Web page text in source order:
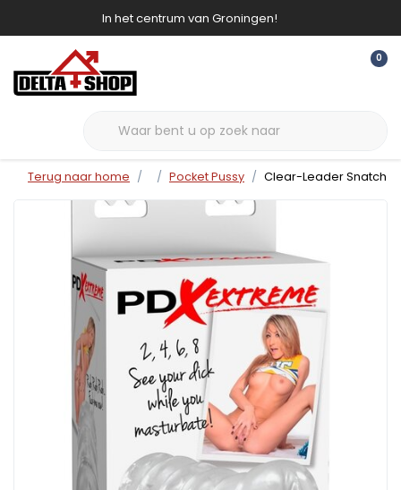
In het centrum van Groningen!
0
Terug naar home Pocket Pussy Clear-Leader Snatch